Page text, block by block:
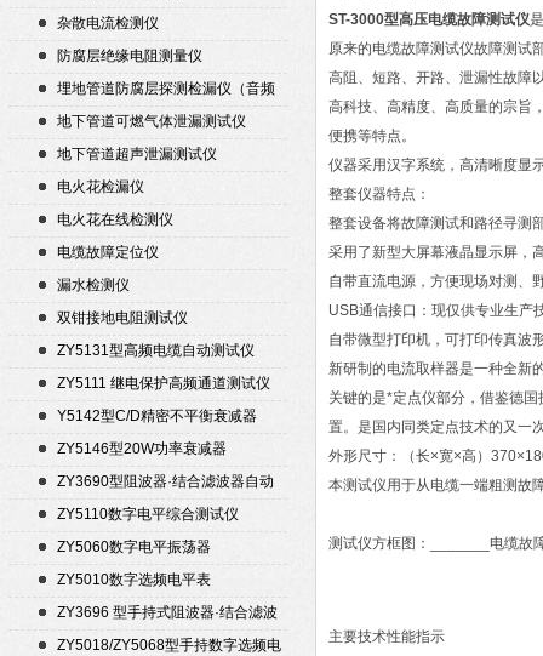
杂散电流检测仪
防腐层绝缘电阻测量仪
埋地管道防腐层探测检漏仪（音频
检漏仪）
地下管道可燃气体泄漏测试仪
地下管道超声泄漏测试仪
电火花检漏仪
电火花在线检测仪
电缆故障定位仪
漏水检测仪
双钳接地电阻测试仪
ZY5131型高频电缆自动测试仪
ZY5111 继电保护高频通道测试仪
Y5142型C/D精密不平衡衰减器
（50Ω）
ZY5146型20W功率衰减器
ZY3690型阻波器·结合滤波器自动
测试仪
ZY5110数字电平综合测试仪
ZY5060数字电平振荡器
ZY5010数字选频电平表
ZY3696 型手持式阻波器·结合滤波
器自动测试仪
ZY5018/ZY5068型手持数字选频电
ST-3000型高压电缆故障测试仪
原来的电缆故障测试仪故障测试
高阻、短路、开路、泄漏性故障
高科技、高精度、高质量的宗旨
便携等特点。
仪器采用汉字系统，高清晰度显
整套仪器特点：
整套设备将故障测试和路径寻测
采用了新型大屏幕液晶显示屏，
自带直流电源，方便现场对测、
USB通信接口：现仅供专业生产
自带微型打印机，可打印传真波
新研制的电流取样器是一种全新
关键的是*定点仪部分，借鉴德
置。是国内同类定点技术的又一
外形尺寸：（长×宽×高）
本测试仪用于从电缆一端粗测故
测试仪方框图：_______电缆故
主要技术性能指示